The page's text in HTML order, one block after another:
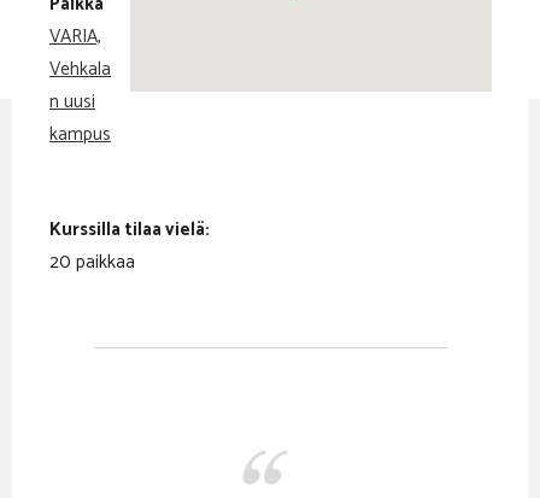
VARIA,
Vehkala
n uusi
kampus
Kurssilla tilaa vielä:
20 paikkaa